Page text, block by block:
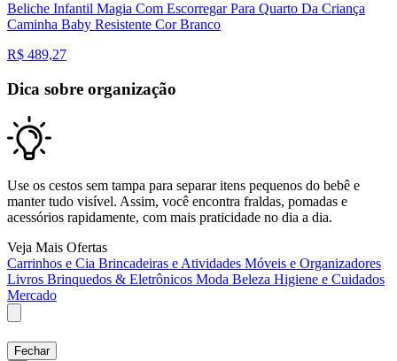
Beliche Infantil Magia Com Escorregar Para Quarto Da Criança
Caminha Baby Resistente Cor Branco
R$ 489,27
Dica sobre organização
Use os cestos sem tampa para separar itens pequenos do bebê e
manter tudo visível. Assim, você encontra fraldas, pomadas e
acessórios rapidamente, com mais praticidade no dia a dia.
Veja Mais Ofertas
Carrinhos e Cia Brincadeiras e Atividades Móveis e Organizadores
Livros Brinquedos & Eletrônicos Moda Beleza Higiene e Cuidados
Mercado
Fechar